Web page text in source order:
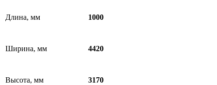
Длина, мм 1000
Ширина, мм 4420
Высота, мм 3170